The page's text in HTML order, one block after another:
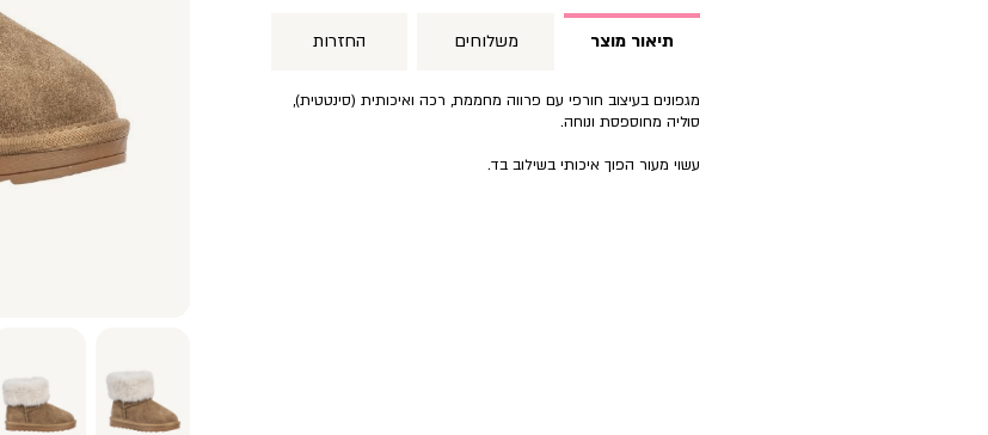
תיאור מוצר משלוחים החזרות
מגפונים בעיצוב חורפי עם פרווה מחממת, רכה ואיכותית (סינטטית),
סוליה מחוספסת ונוחה.
עשוי מעור הפוך איכותי בשילוב בד.